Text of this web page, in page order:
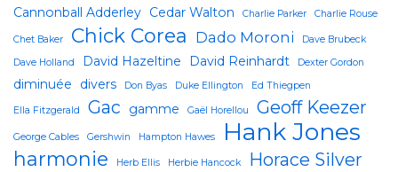
Cannonball Adderley Cedar Walton Charlie Parker Charlie Rouse
Chet Baker Chick Corea Dado Moroni
Dave Brubeck
Dave Holland
David Hazeltine David Reinhardt Dexter Gordon
diminuée divers Don Byas Duke Ellington Ed Thiegpen
Ella Fitzgerald Gac gamme Gaël Horellou Geoff Keezer
George Cables Gershwin Hampton Hawes Hank Jones
harmonie Herb Ellis Herbie Hancock Horace Silver